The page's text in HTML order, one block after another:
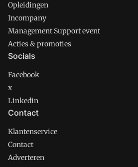
Opleidingen
Incompany
Management Support event
Acties & promoties
Socials
Facebook
x
Linkedin
Contact
Klantenservice
Contact
Adverteren